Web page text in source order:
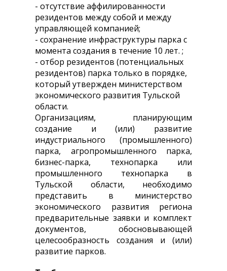
- отсутствие аффилированности
резидентов между собой и между
управляющей компанией;
- сохранение инфраструктуры парка с
момента создания в течение 10 лет. ;
- отбор резидентов (потенциальных
резидентов) парка только в порядке,
который утвержден министерством
экономического развития Тульской
области.
Организациям, планирующим
создание и (или) развитие
индустриального (промышленного)
парка, агропромышленного парка,
бизнес-парка, технопарка или
промышленного технопарка в
Тульской области, необходимо
представить в министерство
экономического развития региона
предварительные заявки и комплект
документов, обосновывающей
целесообразность создания и (или)
развитие парков.